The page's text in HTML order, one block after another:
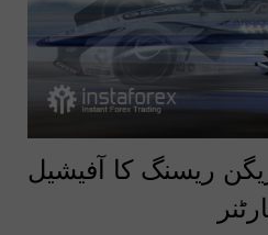
ریسنگ کا آفیشیل